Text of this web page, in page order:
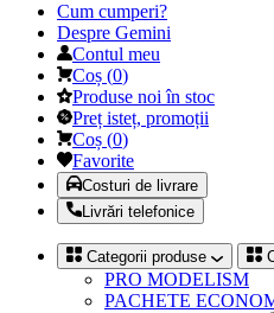
Cum cumperi?
Despre Gemini
Contul meu
Coș (0)
Produse noi în stoc
Preț isteț, promoții
Coș (0)
Favorite
Costuri de livrare
Livrări telefonice
Categorii produse
PRO MODELISM
PACHETE